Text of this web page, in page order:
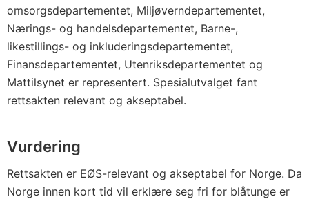
omsorgsdepartementet, Miljøverndepartementet,
Nærings- og handelsdepartementet, Barne-,
likestillings- og inkluderingsdepartementet,
Finansdepartementet, Utenriksdepartementet og
Mattilsynet er representert. Spesialutvalget fant
rettsakten relevant og akseptabel.
Vurdering
Rettsakten er EØS-relevant og akseptabel for Norge. Da
Norge innen kort tid vil erklære seg fri for blåtunge er